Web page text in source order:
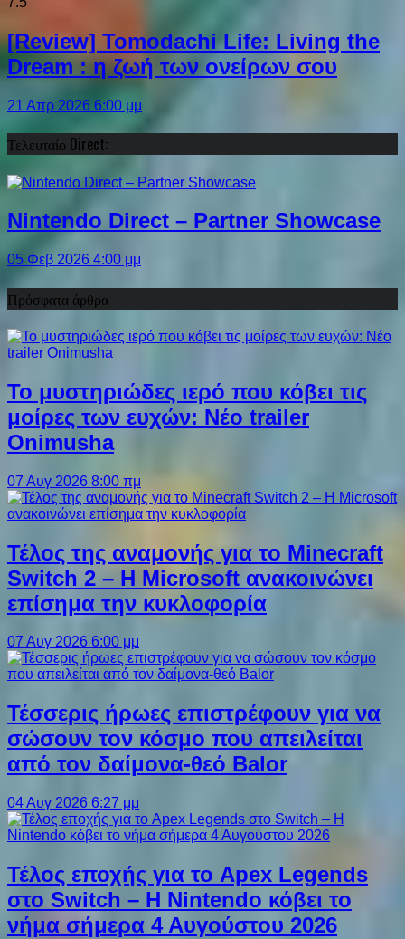
[Review] Tomodachi Life: Living the
Dream : η ζωή των ονείρων σου
21 Απρ 2026 6:00 μμ
Τελευταίο Direct:
Nintendo Direct – Partner Showcase
05 Φεβ 2026 4:00 μμ
Πρόσφατα άρθρα
Το μυστηριώδες ιερό που κόβει τις
μοίρες των ευχών: Νέο trailer
Onimusha
07 Αυγ 2026 8:00 πμ
Τέλος της αναμονής για το Minecraft
Switch 2 – Η Microsoft ανακοινώνει
επίσημα την κυκλοφορία
07 Αυγ 2026 6:00 μμ
Τέσσερις ήρωες επιστρέφουν για να
σώσουν τον κόσμο που απειλείται
από τον δαίμονα-θεό Balor
04 Αυγ 2026 6:27 μμ
Τέλος εποχής για το Apex Legends
στο Switch – Η Nintendo κόβει το
νήμα σήμερα 4 Αυγούστου 2026